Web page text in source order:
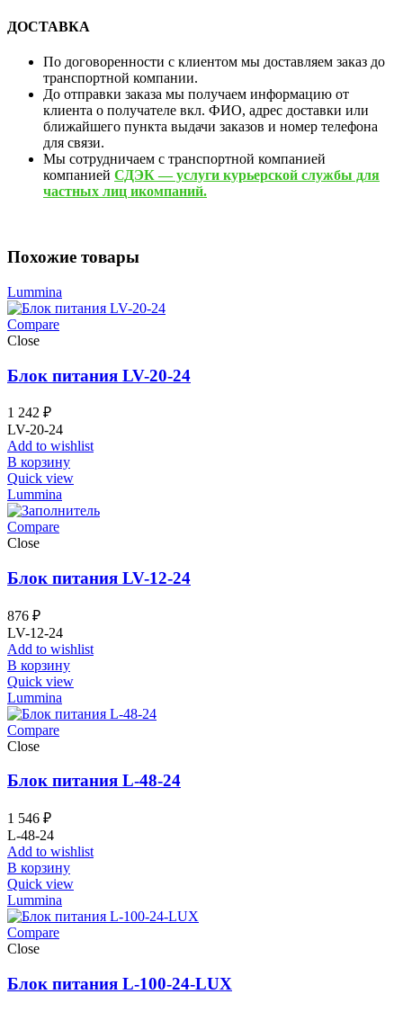
ДОСТАВКА
По договоренности с клиентом мы доставляем заказ до
транспортной компании.
До отправки заказа мы получаем информацию от
клиента о получателе вкл. ФИО, адрес доставки или
ближайшего пункта выдачи заказов и номер телефона
для связи.
Мы сотрудничаем с транспортной компанией
компанией СДЭК — услуги курьерской службы для
частных лиц икомпаний.
Похожие товары
Lummina
Compare
Close
Блок питания LV-20-24
1 242 ₽
LV-20-24
Add to wishlist
В корзину
Quick view
Lummina
Compare
Close
Блок питания LV-12-24
876 ₽
LV-12-24
Add to wishlist
В корзину
Quick view
Lummina
Compare
Close
Блок питания L-48-24
1 546 ₽
L-48-24
Add to wishlist
В корзину
Quick view
Lummina
Compare
Close
Блок питания L-100-24-LUX